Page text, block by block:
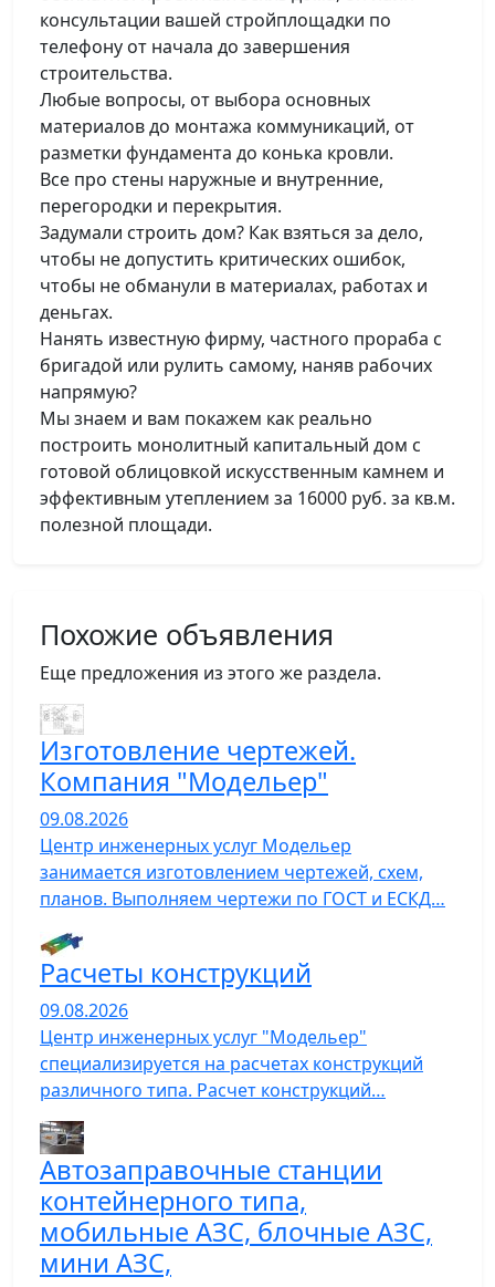
консультации вашей стройплощадки по
телефону от начала до завершения
строительства.
Любые вопросы, от выбора основных
материалов до монтажа коммуникаций, от
разметки фундамента до конька кровли.
Все про стены наружные и внутренние,
перегородки и перекрытия.
Задумали строить дом? Как взяться за дело,
чтобы не допустить критических ошибок,
чтобы не обманули в материалах, работах и
деньгах.
Нанять известную фирму, частного прораба с
бригадой или рулить самому, наняв рабочих
напрямую?
Мы знаем и вам покажем как реально
построить монолитный капитальный дом с
готовой облицовкой искусственным камнем и
эффективным утеплением за 16000 руб. за кв.м.
полезной площади.
Похожие объявления
Еще предложения из этого же раздела.
Изготовление чертежей.
Компания "Модельер"
09.08.2026
Центр инженерных услуг Модельер
занимается изготовлением чертежей, схем,
планов. Выполняем чертежи по ГОСТ и ЕСКД…
Расчеты конструкций
09.08.2026
Центр инженерных услуг "Модельер"
специализируется на расчетах конструкций
различного типа. Расчет конструкций…
Автозаправочные станции
контейнерного типа,
мобильные АЗС, блочные АЗС,
мини АЗС,